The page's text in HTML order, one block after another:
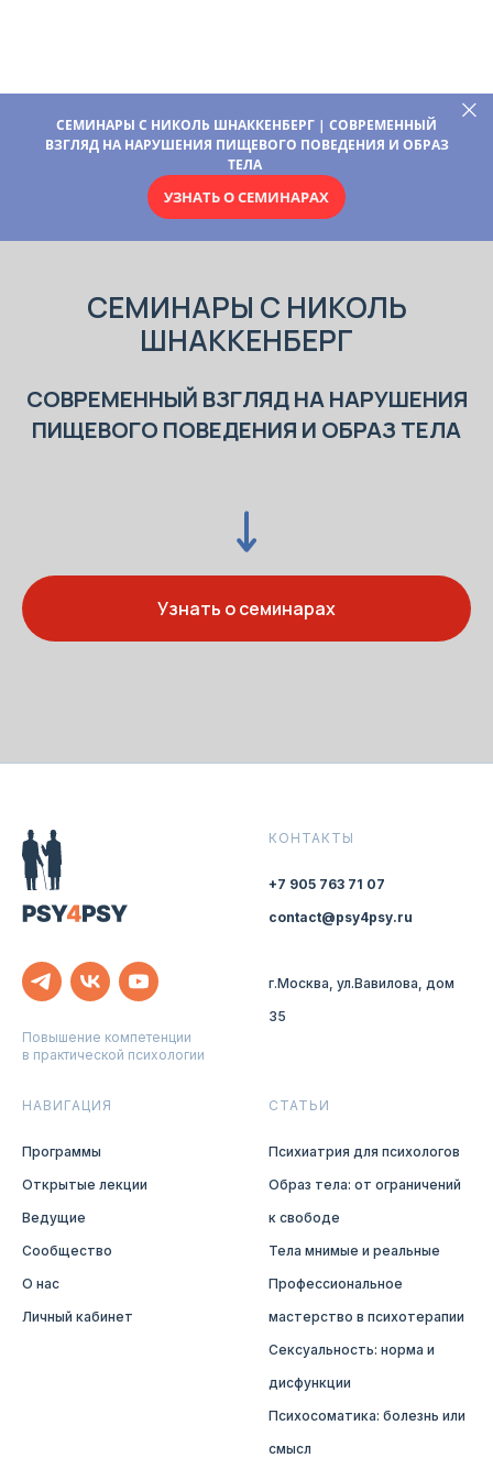
СЕМИНАРЫ С НИКОЛЬ ШНАККЕНБЕРГ | СОВРЕМЕННЫЙ
ВЗГЛЯД НА НАРУШЕНИЯ ПИЩЕВОГО ПОВЕДЕНИЯ И ОБРАЗ
ТЕЛА
УЗНАТЬ О СЕМИНАРАХ
СЕМИНАРЫ С НИКОЛЬ
ШНАККЕНБЕРГ
СОВРЕМЕННЫЙ ВЗГЛЯД НА НАРУШЕНИЯ
ПИЩЕВОГО ПОВЕДЕНИЯ И ОБРАЗ ТЕЛА
Узнать о семинарах
Повышение компетенции
в практической психологии
КОНТАКТЫ
+7 905 763 71 07
contact@psy4psy.ru
г.Москва, ул.Вавилова, дом
35
НАВИГАЦИЯ
Программы
Открытые лекции
Ведущие
Сообщество
О нас
Личный кабинет
СТАТЬИ
Психиатрия для психологов
Образ тела: от ограничений
к свободе
Тела мнимые и реальные
Профессиональное
мастерство в психотерапии
Сексуальность: норма и
дисфункции
Психосоматика: болезнь или
смысл